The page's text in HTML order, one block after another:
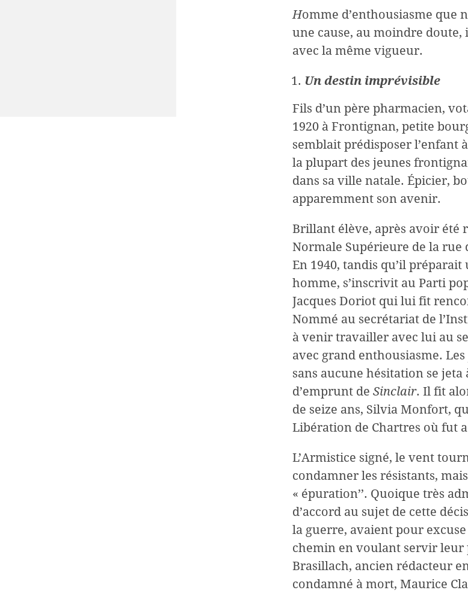
Homme d’enthousiasme que
une cause, au moindre doute,
avec la même vigueur.
Un destin imprévisible
Fils d’un père pharmacien,
1920 à Frontignan, petite
semblait prédisposer l’enfant
la plupart des jeunes
dans sa ville natale. Épicier,
apparemment son avenir.
Brillant élève, après avoir été
Normale Supérieure de la rue
En 1940, tandis qu’il
homme, s’inscrivit au Parti
Jacques Doriot qui lui fit
Nommé au secrétariat de
à venir travailler avec lui au
avec grand enthousiasme.
sans aucune hésitation se
d’emprunt deSinclair. Il fit
de seize ans, Silvia Monfort,
Libération de Chartres où fut
L’Armistice signé, le vent
condamner les résistants,
« épuration’’. Quoique très
d’accord au sujet de cette
la guerre, avaient pour
chemin en voulant servir leur
Brasillach, ancien rédacteur
condamné à mort, Maurice